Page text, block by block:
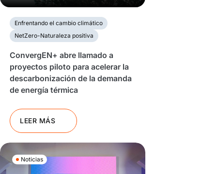
Enfrentando el cambio climático
NetZero-Naturaleza positiva
ConvergEN+ abre llamado a
proyectos piloto para acelerar la
descarbonización de la demanda
de energía térmica
LEER MÁS
Noticias